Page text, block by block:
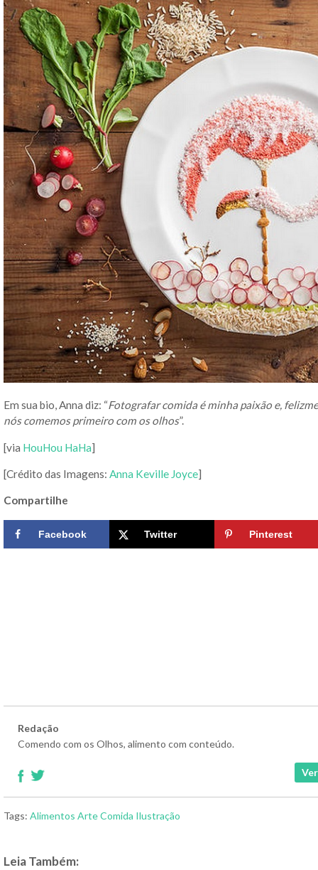
Em sua bio, Anna diz: “Fotografar comida é minha paixão e,
nós comemos primeiro com os olhos”.
[via HouHou HaHa]
[Crédito das Imagens: Anna Keville Joyce]
Compartilhe
Facebook Twitter Pinterest
Redação
Comendo com os Olhos, alimento com conteúdo.
Tags: Alimentos ArteComida Ilustração
Leia Também: